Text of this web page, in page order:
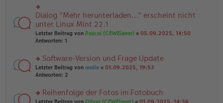
g
er
B
ei
tr
a
g
u
n
g
el
es
e
er
B
ei
tr
g
rs
te
r
u
n
el
es
e
B
Dialog "Mehr herunterladen..." erscheint nicht
unter Linux Mint 22.1
Letzter Beitrag von Pascal (CEWEianer) « 05.09.2025, 14:50
Antworten: 1
rs
te
n
Software-Version und Frage Update
Letzter Beitrag von andie « 01.09.2025, 19:53
Antworten: 2
rs
Reihenfolge der Fotos im Fotobuch